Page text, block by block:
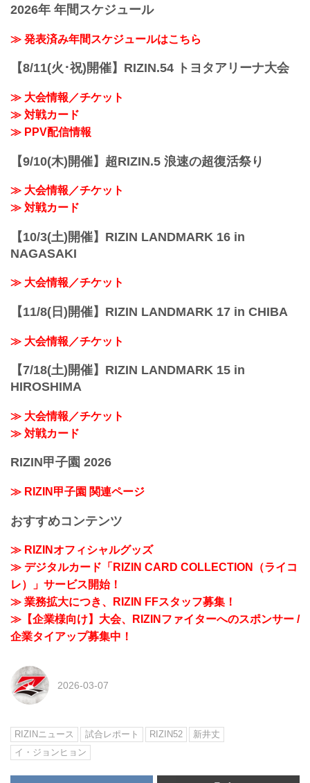
2026年 年間スケジュール
≫ 発表済み年間スケジュールはこちら
【8/11(火･祝)開催】RIZIN.54 トヨタアリーナ大会
≫ 大会情報／チケット
≫ 対戦カード
≫ PPV配信情報
【9/10(木)開催】超RIZIN.5 浪速の超復活祭り
≫ 大会情報／チケット
≫ 対戦カード
【10/3(土)開催】RIZIN LANDMARK 16 in
NAGASAKI
≫ 大会情報／チケット
【11/8(日)開催】RIZIN LANDMARK 17 in CHIBA
≫ 大会情報／チケット
【7/18(土)開催】RIZIN LANDMARK 15 in
HIROSHIMA
≫ 大会情報／チケット
≫ 対戦カード
RIZIN甲子園 2026
≫ RIZIN甲子園 関連ページ
おすすめコンテンツ
≫ RIZINオフィシャルグッズ
≫ デジタルカード「RIZIN CARD COLLECTION（ライコ
レ）」サービス開始！
≫ 業務拡大につき、RIZIN FFスタッフ募集！
≫【企業様向け】大会、RIZINファイターへのスポンサー /
企業タイアップ募集中！
2026-03-07
RIZINニュース 試合レポート RIZIN52
新井丈
イ・ジョンヒョン